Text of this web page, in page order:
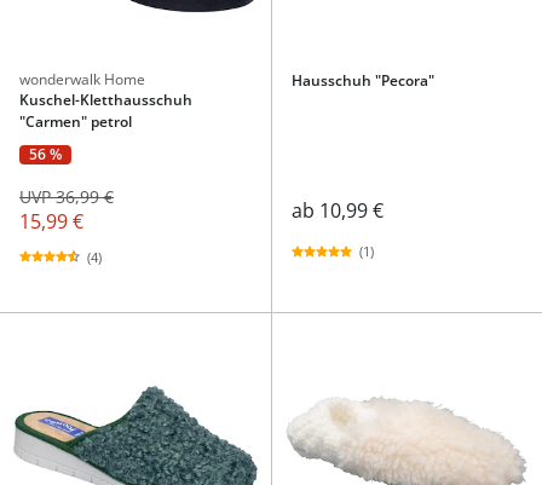
wonderwalk Home
Kuschel-Kletthausschuh
"Carmen" petrol
56 %
15,99 €
UVP 36,99 €
(4)
Hausschuh "Pecora"
ab 10,99 €
(1)